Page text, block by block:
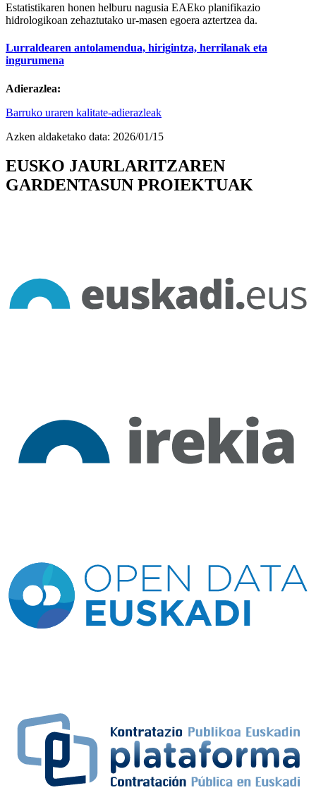
Estatistikaren honen helburu nagusia EAEko planifikazio
hidrologikoan zehaztutako ur-masen egoera aztertzea da.
Lurraldearen antolamendua, hirigintza, herrilanak eta
ingurumena
Adierazlea:
Barruko uraren kalitate-adierazleak
Azken aldaketako data: 2026/01/15
EUSKO JAURLARITZAREN
GARDENTASUN PROIEKTUAK